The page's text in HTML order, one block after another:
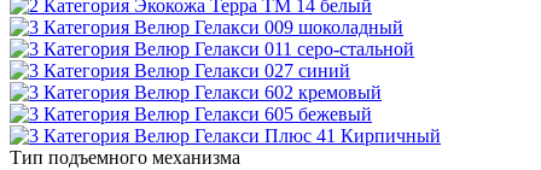
Тип подъемного механизма